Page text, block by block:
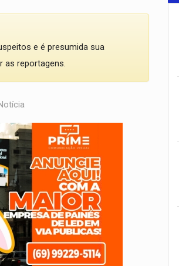
e é presumida sua
as reportagens.